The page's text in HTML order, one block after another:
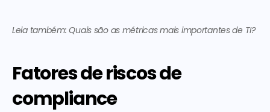
Leia também: Quais são as métricas mais importantes de TI?
Fatores de riscos de
compliance